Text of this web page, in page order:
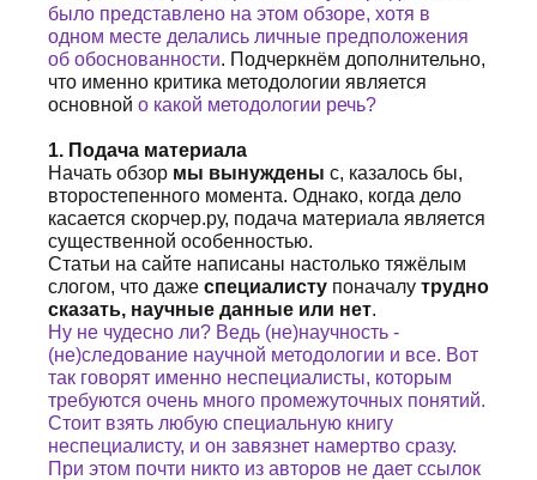
было представлено на этом обзоре, хотя в
одном месте делались личные предположения
об обоснованности. Подчеркнём дополнительно,
что именно критика методологии является
основной о какой методологии речь?
1. Подача материала
Начать обзор мы вынуждены с, казалось бы,
второстепенного момента. Однако, когда дело
касается скорчер.ру, подача материала является
существенной особенностью.
Статьи на сайте написаны настолько тяжёлым
слогом, что даже специалисту поначалу трудно
сказать, научные данные или нет.
Ну не чудесно ли? Ведь (не)научность -
(не)следование научной методологии и все. Вот
так говорят именно неспециалисты, которым
требуются очень много промежуточных понятий.
Стоит взять любую специальную книгу
неспециалисту, и он завязнет намертво сразу.
При этом почти никто из авторов не дает ссылок